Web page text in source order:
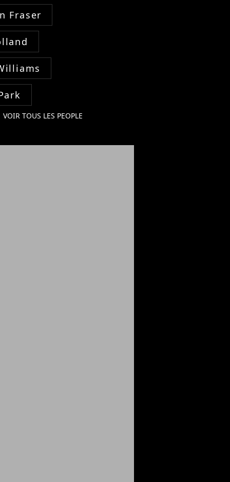
Fraser
VOIR TOUS LES PEOPLE